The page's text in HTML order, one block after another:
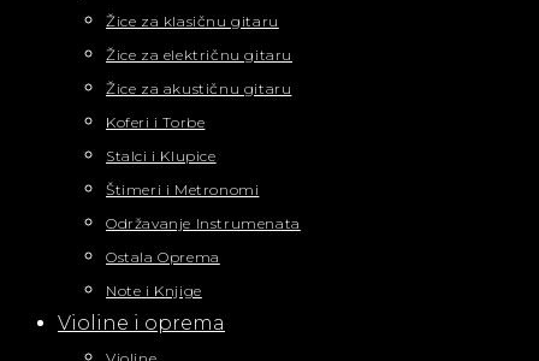
Žice za klasičnu gitaru
Žice za električnu gitaru
Žice za akustičnu gitaru
Koferi i Torbe
Stalci i Klupice
Štimeri i Metronomi
Održavanje Instrumenata
Ostala Oprema
Note i Knjige
Violine i oprema